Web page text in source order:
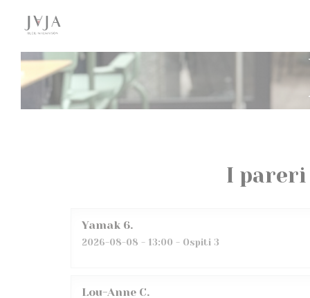
I
Yamak 6
2026-08-08 - 13:00 - Ospiti 3
Lou-Anne C